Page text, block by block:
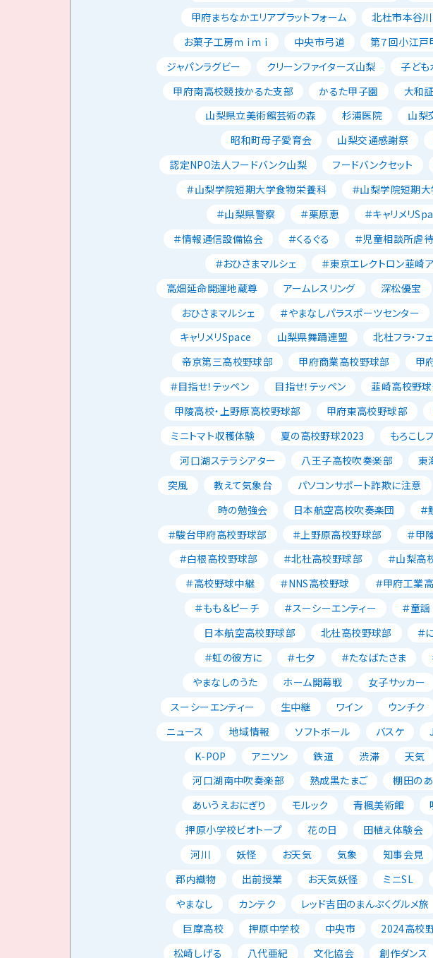
甲府まちなかエリアプラットフォーム
北杜市本谷
お菓子工房ｍｉｍｉ
中央市弓道 第７回小江戸
ジャパンラグビー
クリーンファイターズ山梨 子ど
甲府南高校競技かるた支部
かるた甲子園 大和
山梨県立美術館芸術の森
杉浦医院 山梨
昭和町母子愛育会
山梨交通感謝祭
認定NPO法人フードバンク山梨
フードバンクセット
＃山梨学院短期大学食物栄養科
＃山梨学院短期大
＃山梨県警察
＃栗原恵 ＃キャリメリ
＃情報通信設備協会
＃くるぐる ＃児童相談所虐
＃おひさまマルシェ
＃東京エレクトロン韮崎
高畑延命開運地蔵尊
アームレスリング 深松優宝
おひさまマルシェ
＃やまなしパラスポーツセンター
キャリメリSpace
山梨県舞踊連盟 北杜フラ・フ
帝京第三高校野球部
甲府商業高校野球部 甲
＃目指せ！テッペン
目指せ！テッペン 韮崎高校野
甲陵高校・上野原高校野球部
甲府東高校野球部
ミニトマト収穫体験
夏の高校野球2023 もろこし
河口湖ステラシアター
八王子高校吹奏楽部 東
突風
教えて気象台 パソコンサポート詐欺に注意
時の勉強会
日本航空高校吹奏楽団 ＃
＃駿台甲府高校野球部
＃上野原高校野球部 ＃甲
＃白根高校野球部
＃北杜高校野球部 ＃山梨高
＃高校野球中継
＃NNS高校野球 ＃甲府工業
＃もも＆ピーチ
＃スーシーエンティー ＃童謡
日本航空高校野球部
北杜高校野球部 ＃
＃虹の彼方に
＃七夕 ＃たなばたさま
やまなしのうた
ホーム開幕戦 女子サッカー
スーシーエンティー
生中継 ワイン ウンチク
ニュース
地域情報 ソフトボール バスケ
K-POP
アニソン 鉄道 渋滞 天気
河口湖南中吹奏楽部
熟成黒たまご 棚田の
あいうえおにぎり
モルック 青楓美術館
押原小学校ビオトープ
花の日 田植え体験会
河川
妖怪 お天気 気象 知事会見
郡内織物
出前授業 お天気妖怪 ミニSL
やまなし
カンテク レッド吉田のまんぷくグルメ旅
巨摩高校
押原中学校 中央市 2024高校
松崎しげる
八代亜紀 文化協会 創作ダンス